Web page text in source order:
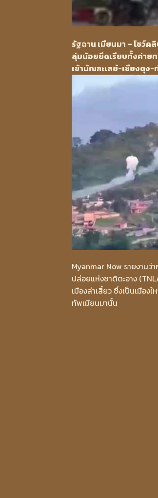
รัฐฉาน เมียนมา – โชว์
ลุ่มน้อยยึดเรียบทั้งค่าย
เข้ามัณฑะเลย์-เชียงตุง-
Myanmar Now รายงาน
ปล่อยแห่งชาติตะอาง
เมืองล่าเสี้ยว ซึ่งเป็นเมือ
ทัพเมียนมานั้น